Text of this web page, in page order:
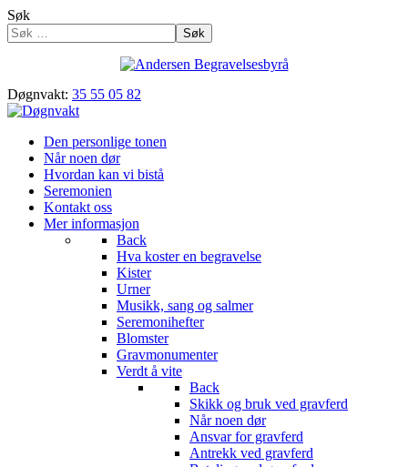
Søk
Søk
Døgnvakt: 35 55 05 82
Den personlige tonen
Når noen dør
Hvordan kan vi bistå
Seremonien
Kontakt oss
Mer informasjon
Back
Hva koster en begravelse
Kister
Urner
Musikk, sang og salmer
Seremonihefter
Blomster
Gravmonumenter
Verdt å vite
Back
Skikk og bruk ved gravferd
Når noen dør
Ansvar for gravferd
Antrekk ved gravferd